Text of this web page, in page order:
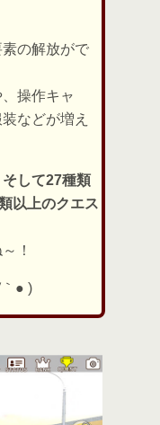
の解放がで
操作キャ
などが増え
して27種類
以上のクエス
！
● )